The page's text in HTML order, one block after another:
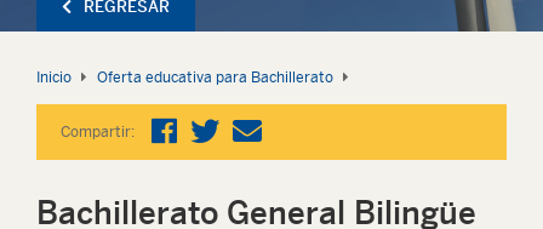
REGRESAR
Inicio Oferta educativa para Bachillerato
Compartir:
Bachillerato General Bilingüe